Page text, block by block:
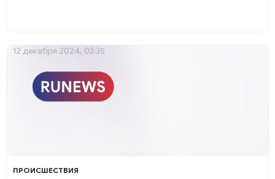
ПРОИСШЕСТВИЯ
12 декабря 2024, 03:35